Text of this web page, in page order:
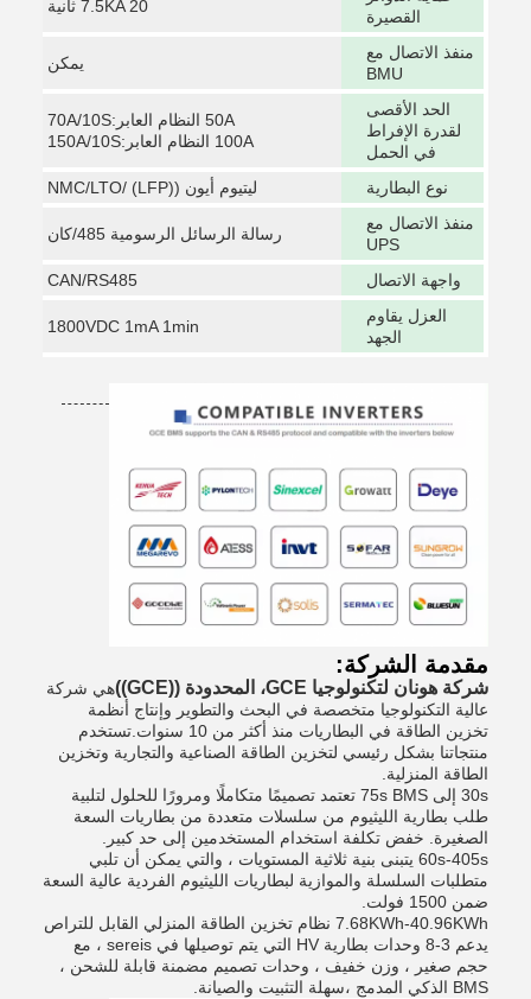
القصيرة
7.5KA 20 ثانية
منفذ الاتصال مع
BMU
يمكن
الحد الأقصى
لقدرة الإفراط
في الحمل
50A النظام العابر:70A/10S
100A النظام العابر:150A/10S
نوع البطارية
ليتيوم أيون ((LFP) /NMC/LTO
منفذ الاتصال مع
UPS
رسالة الرسائل الرسومية 485/كان
واجهة الاتصال
CAN/RS485
العزل يقاوم
الجهد
1800VDC 1mA 1min
مقدمة الشركة:
شركة هونان لتكنولوجيا GCE، المحدودة ((GCE))
هي شركة
عالية التكنولوجيا متخصصة في البحث والتطوير وإنتاج أنظمة
تخزين الطاقة في البطاريات منذ أكثر من 10 سنوات.تستخدم
منتجاتنا بشكل رئيسي لتخزين الطاقة الصناعية والتجارية وتخزين
الطاقة المنزلية.
30s إلى 75s BMS تعتمد تصميمًا متكاملًا ومرورًا للحلول لتلبية
طلب بطارية الليثيوم من سلسلات متعددة من بطاريات السعة
الصغيرة. خفض تكلفة استخدام المستخدمين إلى حد كبير.
60s-405s يتبنى بنية ثلاثية المستويات ، والتي يمكن أن تلبي
متطلبات السلسلة والموازية لبطاريات الليثيوم الفردية عالية السعة
ضمن 1500 فولت.
7.68KWh-40.96KWh نظام تخزين الطاقة المنزلي القابل للتراص
يدعم 3-8 وحدات بطارية HV التي يتم توصيلها في sereis ، مع
حجم صغير ، وزن خفيف ، وحدات تصميم مضمنة قابلة للشحن ،
BMS الذكي المدمج ،سهلة التثبيت والصيانة.